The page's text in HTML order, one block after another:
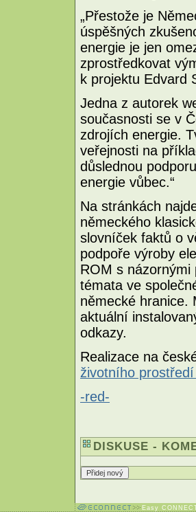
„Přestože je
úspěšných
energie je jen
zprostředkovat
k projektu Edvard
Jedna z autorek
současnosti se v
zdrojích energie.
veřejnosti na
důslednou
energie vůbec.“
Na stránkách
německého
slovníček faktů o
podpoře výroby
ROM s
témata ve
německé hranice.
aktuální
odkazy.
Realizace na
životního prostředí
-red-
DISKUSE -
Easy